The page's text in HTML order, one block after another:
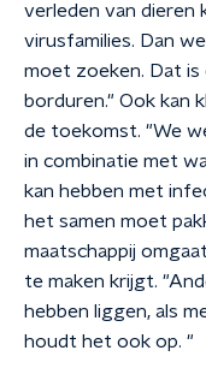
verleden van dieren
virusfamilies. Dan
moet zoeken. Dat
borduren." Ook kan
de toekomst. "We
in combinatie met
kan hebben met
het samen moet
maatschappij
te maken krijgt.
hebben liggen, als
houdt het ook op. "